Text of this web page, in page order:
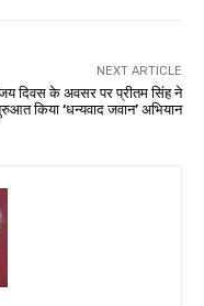
NEXT ARTICLE
दिवस के अवसर पर प्रीतम सिंह ने
किया ‘धन्यवाद जवान’ अभियान